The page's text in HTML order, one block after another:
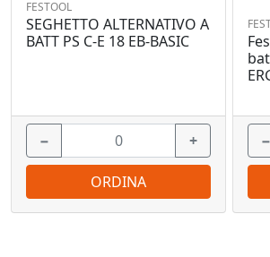
FESTOOL
SEGHETTO ALTERNATIVO A
BATT PS C-E 18 EB-BASIC
− +
ORDINA
−